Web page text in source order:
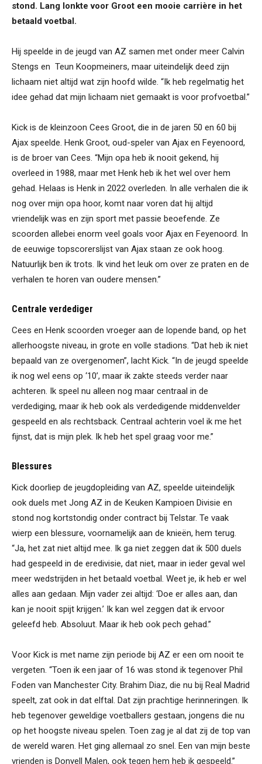
stond. Lang lonkte voor Groot een mooie carrière in het
betaald voetbal.
Hij speelde in de jeugd van AZ samen met onder meer Calvin
Stengs en Teun Koopmeiners, maar uiteindelijk deed zijn
lichaam niet altijd wat zijn hoofd wilde. “Ik heb regelmatig het
idee gehad dat mijn lichaam niet gemaakt is voor profvoetbal.”
Kick is de kleinzoon Cees Groot, die in de jaren 50 en 60 bij
Ajax speelde. Henk Groot, oud-speler van Ajax en Feyenoord,
is de broer van Cees. “Mijn opa heb ik nooit gekend, hij
overleed in 1988, maar met Henk heb ik het wel over hem
gehad. Helaas is Henk in 2022 overleden. In alle verhalen die ik
nog over mijn opa hoor, komt naar voren dat hij altijd
vriendelijk was en zijn sport met passie beoefende. Ze
scoorden allebei enorm veel goals voor Ajax en Feyenoord. In
de eeuwige topscorerslijst van Ajax staan ze ook hoog.
Natuurlijk ben ik trots. Ik vind het leuk om over ze praten en de
verhalen te horen van oudere mensen.”
Centrale verdediger
Cees en Henk scoorden vroeger aan de lopende band, op het
allerhoogste niveau, in grote en volle stadions. “Dat heb ik niet
bepaald van ze overgenomen”, lacht Kick. “In de jeugd speelde
ik nog wel eens op ‘10’, maar ik zakte steeds verder naar
achteren. Ik speel nu alleen nog maar centraal in de
verdediging, maar ik heb ook als verdedigende middenvelder
gespeeld en als rechtsback. Centraal achterin voel ik me het
fijnst, dat is mijn plek. Ik heb het spel graag voor me.”
Blessures
Kick doorliep de jeugdopleiding van AZ, speelde uiteindelijk
ook duels met Jong AZ in de Keuken Kampioen Divisie en
stond nog kortstondig onder contract bij Telstar. Te vaak
wierp een blessure, voornamelijk aan de knieën, hem terug.
“Ja, het zat niet altijd mee. Ik ga niet zeggen dat ik 500 duels
had gespeeld in de eredivisie, dat niet, maar in ieder geval wel
meer wedstrijden in het betaald voetbal. Weet je, ik heb er wel
alles aan gedaan. Mijn vader zei altijd: ‘Doe er alles aan, dan
kan je nooit spijt krijgen.’ Ik kan wel zeggen dat ik ervoor
geleefd heb. Absoluut. Maar ik heb ook pech gehad.”
Voor Kick is met name zijn periode bij AZ er een om nooit te
vergeten. “Toen ik een jaar of 16 was stond ik tegenover Phil
Foden van Manchester City. Brahim Diaz, die nu bij Real Madrid
speelt, zat ook in dat elftal. Dat zijn prachtige herinneringen. Ik
heb tegenover geweldige voetballers gestaan, jongens die nu
op het hoogste niveau spelen. Toen zag je al dat zij de top van
de wereld waren. Het ging allemaal zo snel. Een van mijn beste
vrienden is Donyell Malen, ook tegen hem heb ik gespeeld.”